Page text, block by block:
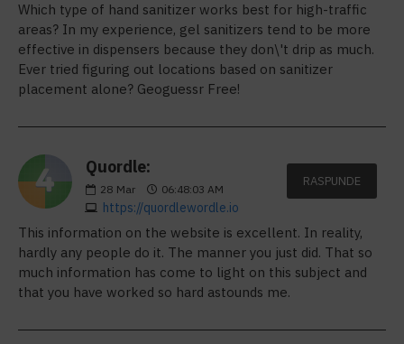
Which type of hand sanitizer works best for high-traffic
areas? In my experience, gel sanitizers tend to be more
effective in dispensers because they don\'t drip as much.
Ever tried figuring out locations based on sanitizer
placement alone? Geoguessr Free!
Quordle:
28 Mar 06:48:03 AM
https://quordlewordle.io
RASPUNDE
This information on the website is excellent. In reality,
hardly any people do it. The manner you just did. That so
much information has come to light on this subject and
that you have worked so hard astounds me.